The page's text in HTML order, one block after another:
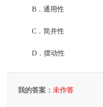
B． 通用性
C． 简并性
D． 摆动性
我的答案： 未作答